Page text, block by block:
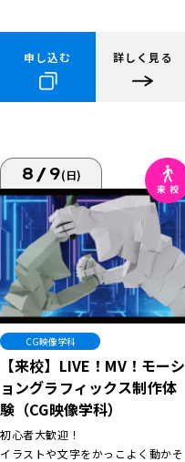
申し込む 詳しく見る
8/9(日)
CG映像学科
【来校】LIVE！MV！モーシ
ョングラフィックス制作体
験（CG映像学科）
初心者大歓迎！
イラストや文字をかっこよく動かそ